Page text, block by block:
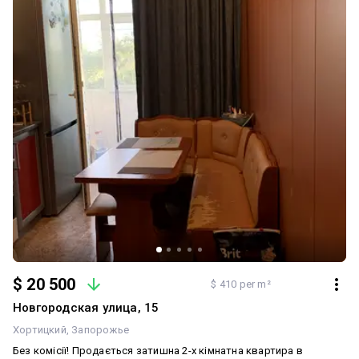
premium-районі Перегляд Ключі на руках. Показ у зручний для
вас час — телефонуйте! Компанія: агентство нерухомості Ділайн
$ 20 500 $ 410 per m²
Новгородская улица, 15
Хортицкий Запорожье
Без комісії! Продається затишна 2-х кімнатна квартира в